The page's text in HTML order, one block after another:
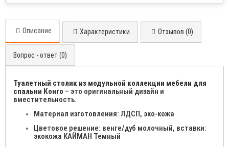
Описание Характеристики Отзывов (0)
Вопрос - ответ (0)
Туалетный столик из модульной коллекции мебели для
спальни Конго – это оригинальный дизайн и
вместительность.
Материал изготовления: ЛДСП, эко-кожа
Цветовое решение: венге/дуб молочный, вставки:
экокожа КАЙМАН Темный